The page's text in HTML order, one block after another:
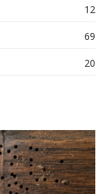
12
69
20